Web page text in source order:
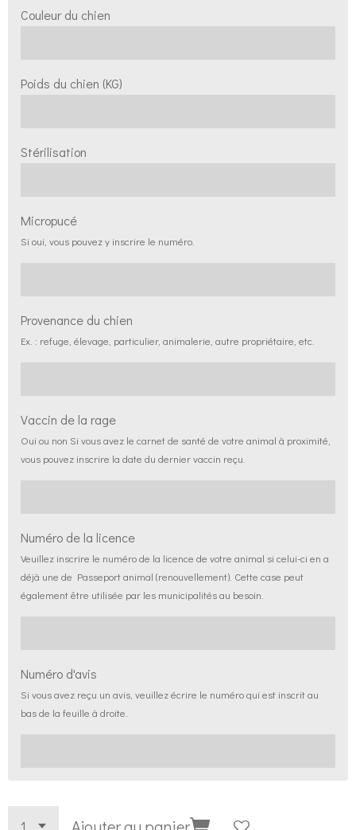
Couleur du chien
Poids du chien (KG)
Stérilisation
Micropucé
Si oui, vous pouvez y inscrire le numéro.
Provenance du chien
Ex. : refuge, élevage, particulier, animalerie, autre propriétaire, etc.
Vaccin de la rage
Oui ou non Si vous avez le carnet de santé de votre animal à proximité,
vous pouvez inscrire la date du dernier vaccin reçu.
Numéro de la licence
Veuillez inscrire le numéro de la licence de votre animal si celui-ci en a
déjà une de Passeport animal (renouvellement). Cette case peut
également être utilisée par les municipalités au besoin.
Numéro d'avis
Si vous avez reçu un avis, veuillez écrire le numéro qui est inscrit au
bas de la feuille à droite.